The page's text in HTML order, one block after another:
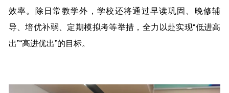
效率。除日常教学外，学校还将通过早读巩固、晚修辅
导、培优补弱、定期模拟考等举措，全力以赴实现“低进高
出”“高进优出”的目标。